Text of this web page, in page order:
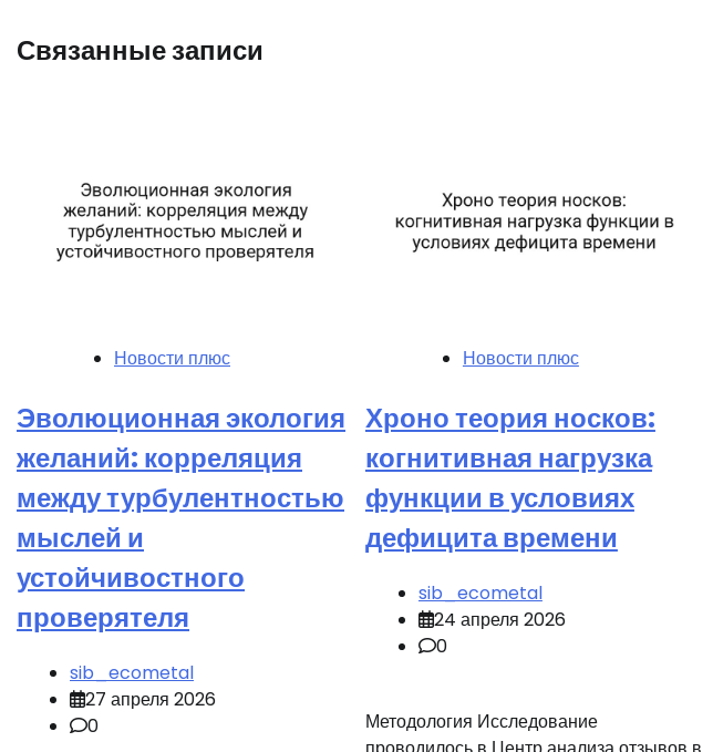
Связанные записи
Новости плюс
Эволюционная экология
желаний: корреляция
между турбулентностью
мыслей и
устойчивостного
проверятеля
sib_ecometal
27 апреля 2026
0
Новости плюс
Хроно теория носков:
когнитивная нагрузка
функции в условиях
дефицита времени
sib_ecometal
24 апреля 2026
0
Методология Исследование